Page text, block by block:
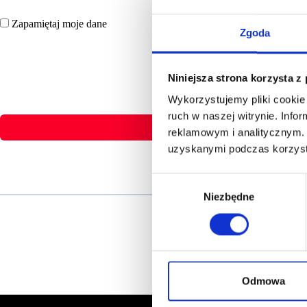
Zgoda
Niniejsza strona korzysta z
Wykorzystujemy pliki
ruch w naszej witrynie.
reklamowym i
uzyskanymi podczas
zgody
Niezbędne
Odmowa
Zapamiętaj moje dane